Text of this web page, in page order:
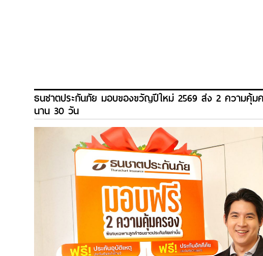
ธนชาตประกันภัย มอบของขวัญปีใหม่ 2569 ส่ง 2 ความคุ้ม
นาน 30 วัน